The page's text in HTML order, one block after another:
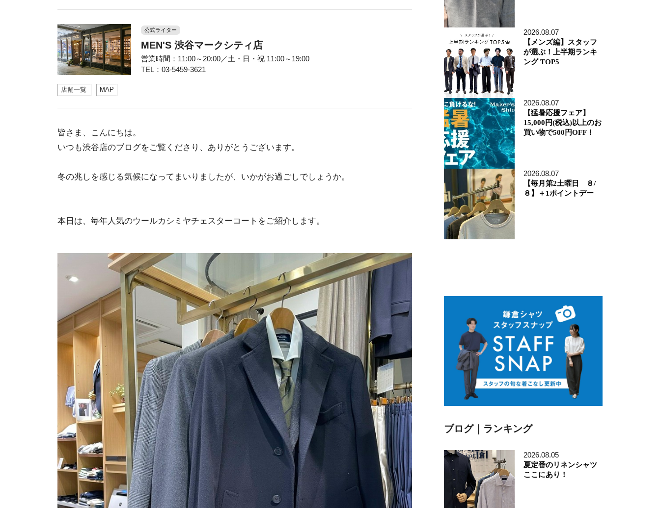
池袋ショッピングパーク店
その他の都道府県
札幌アピア店
仙台シリウス・一番町店
CoCoLo新潟店
名古屋店
京都四条烏丸 三井ビル店
大阪うめきた店
MEN'S 神戸北野坂店
博多深見パークビルディング店
その他
オンラインショップ
商品企画部
人事部（採用）
プレス
貞末奈名子
ディレクター貞末哲兵
貞末タミ子
鎌倉事業構想室
デザイン開発本部
くろすとしゆき
公式ライター
MEN'S 渋谷マークシティ店
営業時間：11:00～20:00／土・日・祝 11:00～19:00
TEL：03-5459-3621
店舗一覧 MAP
皆さま、こんにちは。
いつも渋谷店のブログをご覧くださり、ありがとうございます。
冬の兆しを感じる気候になってまいりましたが、いかがお過ごしでしょうか。
本日は、毎年人気のウールカシミヤチェスターコートをご紹介します。
2026.08.07
【メンズ編】スタッフ
が選ぶ！上半期ランキ
ング TOP5
2026.08.07
【猛暑応援フェア】
15,000円(税込)以上のお
買い物で500円OFF！
2026.08.07
【毎月第2土曜日 ８/
８】＋1ポイントデー
ブログ｜ランキング
2026.08.05
夏定番のリネンシャツ
ここにあり！